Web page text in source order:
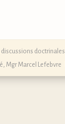
discussions doctrinales
Mgr Marcel Lefebvre